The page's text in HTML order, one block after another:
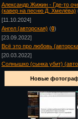
Александр Жижин - Где-то
(кавер на песню Д. Хмелёва)
[11.10.2024]
Ангел (авторская) (0)
[23.09.2022]
Всё это про любовь
[20.03.2022]
Солнышко (сынка убит)
Новые